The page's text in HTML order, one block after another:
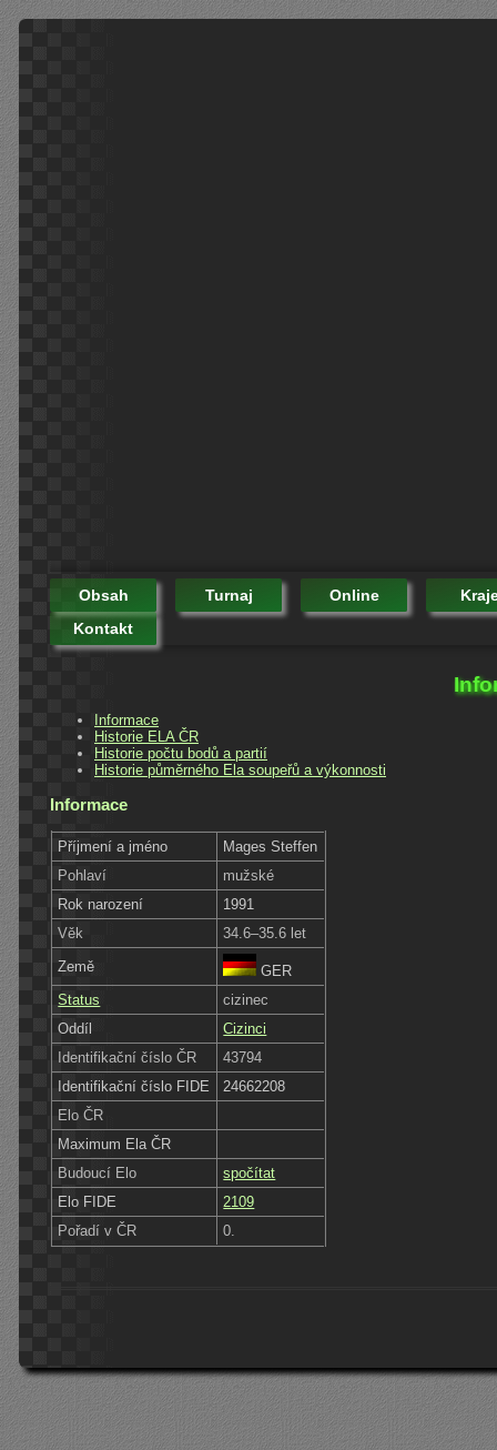
Obsah Turnaj Online
Kontakt
Informace
Historie ELA ČR
Historie počtu bodů a partií
Historie půměrného Ela soupeřů a výkonnosti
Informace
Příjmení a jméno
Mages Steffen
Pohlaví
mužské
Rok narození
1991
Věk
34.6–35.6 let
Země
GER
Status
cizinec
Oddíl
Cizinci
Identifikační číslo ČR
43794
Identifikační číslo FIDE
24662208
Elo ČR
Maximum Ela ČR
Budoucí Elo
spočítat
Elo FIDE
2109
Pořadí v ČR
0.